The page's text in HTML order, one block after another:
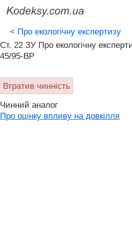
< Про екологічну експертизу
Ст. 22 ЗУ Про екологічну
45/95-ВР
Втратив чинність
Чинний аналог
Про оцінку впливу на довкілля